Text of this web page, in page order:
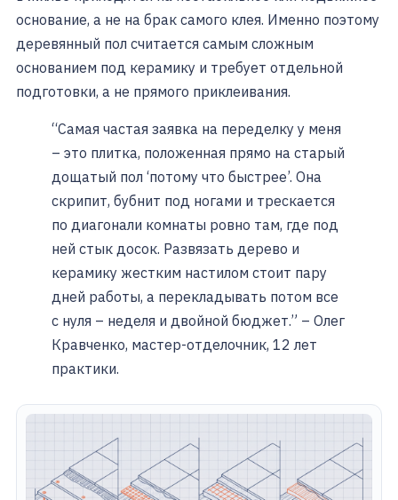
основание, а не на брак самого клея. Именно поэтому
деревянный пол считается самым сложным
основанием под керамику и требует отдельной
подготовки, а не прямого приклеивания.
“Самая частая заявка на переделку у меня
– это плитка, положенная прямо на старый
дощатый пол ‘потому что быстрее’. Она
скрипит, бубнит под ногами и трескается
по диагонали комнаты ровно там, где под
ней стык досок. Развязать дерево и
керамику жестким настилом стоит пару
дней работы, а перекладывать потом все
с нуля – неделя и двойной бюджет.” – Олег
Кравченко, мастер-отделочник, 12 лет
практики.